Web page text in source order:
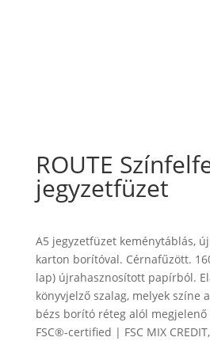
ROUTE
jegyzetfüzet
A5 jegyzetfüzet keménytáblás,
karton borítóval. Cérnafűzött.
lap) újrahasznosított papírból.
könyvjelző szalag, melyek színe
bézs borító réteg alól
FSC®-certified | FSC MIX